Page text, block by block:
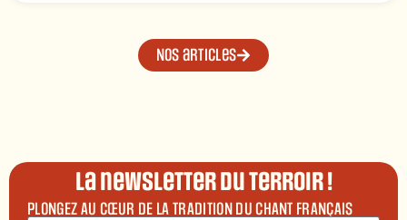
Nos articles
La newsletter du terroir !
PLONGEZ AU CŒUR DE LA TRADITION DU CHANT FRANÇAIS